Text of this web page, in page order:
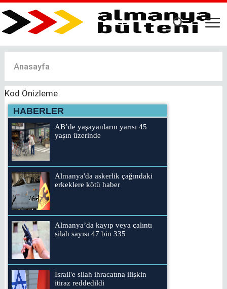
Ana
içeriğe
Anasayfa
Kod Önizleme
HABERLER